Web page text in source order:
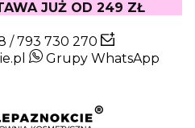
JUŻ OD 249 ZŁ
/793 730 270
Grupy WhatsApp